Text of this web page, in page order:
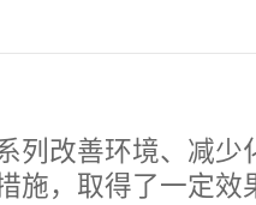
列改善环境、减少
施，取得了一定效